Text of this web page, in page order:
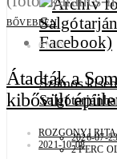
Számos
2026-07-23
2 PERC
BŐVEBBEN
6 MIN
Átadták a
kibővült
ROZGONYI RITA
2021-10-08